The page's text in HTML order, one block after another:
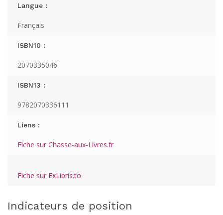
Langue :
Français
ISBN10 :
2070335046
ISBN13 :
9782070336111
Liens :
Fiche sur Chasse-aux-Livres.fr
Fiche sur ExLibris.to
Indicateurs de position